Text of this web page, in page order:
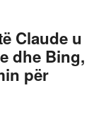
Claude u
dhe Bing,
për